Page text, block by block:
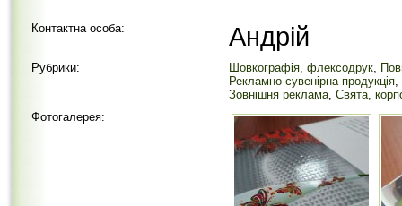
Контактна особа: Андрій
Рубрики: Шовкографія, флексодрук,
Рекламно-сувенірна продукція,
Зовнішня реклама, Свята,
Фотогалерея: